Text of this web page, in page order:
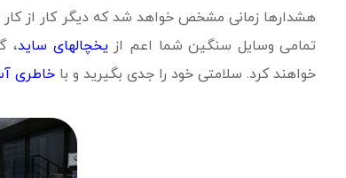
هشدارها زمانی مشخص خواهد شد که دیگر کار از کار
تمامی وسایل سنگین شما اعم از یخچالهای ساید،
خواهند کرد. سلامتی خود را جدی بگیرید و با خاطری